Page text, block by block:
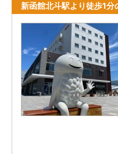
新函館北斗駅より徒歩1